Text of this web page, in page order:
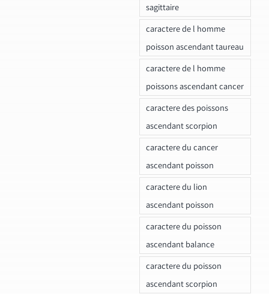
sagittaire
caractere de l homme
poisson ascendant taureau
caractere de l homme
poissons ascendant cancer
caractere des poissons
ascendant scorpion
caractere du cancer
ascendant poisson
caractere du lion
ascendant poisson
caractere du poisson
ascendant balance
caractere du poisson
ascendant scorpion